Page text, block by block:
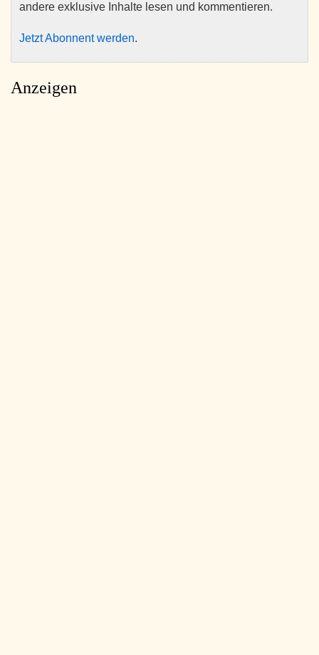
andere exklusive Inhalte lesen und kommentieren.
Jetzt Abonnent werden.
Anzeigen